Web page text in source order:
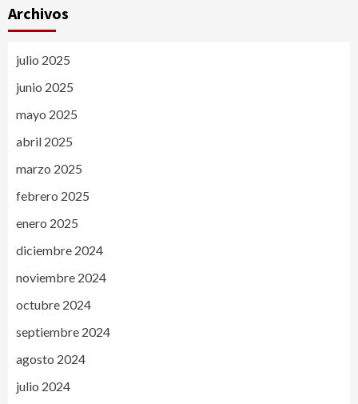
Archivos
julio 2025
junio 2025
mayo 2025
abril 2025
marzo 2025
febrero 2025
enero 2025
diciembre 2024
noviembre 2024
octubre 2024
septiembre 2024
agosto 2024
julio 2024